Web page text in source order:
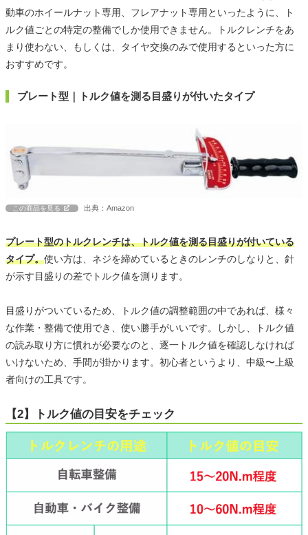
動車のホイールナット専用、フレアナット専用といったように、ト
ルク値ごとの特定の整備でしか使用できません。トルクレンチをあ
まり使わない、もしくは、タイヤ交換のみで使用するといった方に
おすすめです。
プレート型｜トルク値を測る目盛りが付いたタイプ
この商品を見る 出典：Amazon
プレート型のトルクレンチは、トルク値を測る目盛りが付いている
タイプ。使い方は、ネジを締めているときのレンチのしなりと、針
が示す目盛りの差でトルク値を測ります。
目盛りがついているため、トルク値の調整範囲の中であれば、様々
な作業・整備で使用でき、使い勝手がいいです。しかし、トルク値
の読み取り方に慣れが必要なのと、逐一トルク値を確認しなければ
いけないため、手間が掛かります。初心者というより、中級〜上級
者向けの工具です。
【2】トルク値の目安をチェック